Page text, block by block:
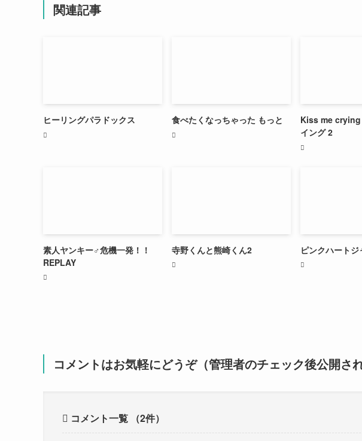
関連記事
ヒーリングパラドックス 食べたくなっちゃった もっと
Kiss me crying
イング 2
素人ヤンキー♂危機一発！！
REPLAY
寺野くんと熊崎くん2 ピンクハート
コメントはお気軽にどうぞ（管理者のチェック後公開され
コメント一覧 （2件）